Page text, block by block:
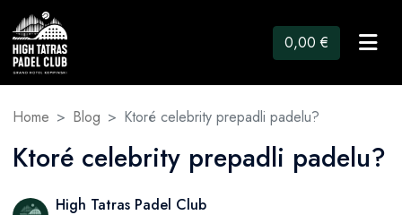
0,00 €
Home Blog Ktoré celebrity prepadli padelu?
Ktoré celebrity prepadli padelu?
High Tatras Padel Club